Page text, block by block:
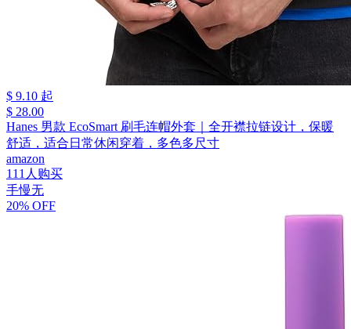
$ 9.10 起
$ 28.00
Hanes 男款 EcoSmart 刷毛连帽外套｜全开襟拉链设计，保暖
舒适，适合日常休闲穿着，多色多尺寸
amazon
111人购买
手慢无
20% OFF